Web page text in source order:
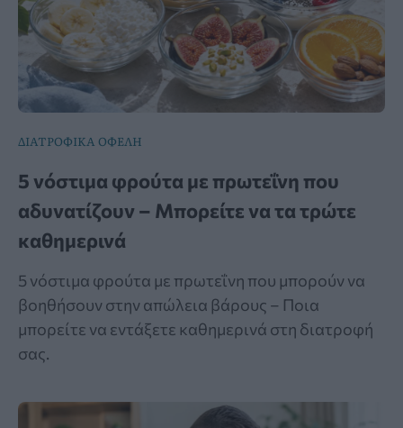
ΔΙΑΤΡΟΦΙΚΑ ΟΦΕΛΗ
5 νόστιμα φρούτα με πρωτεΐνη που
αδυνατίζουν – Μπορείτε να τα τρώτε
καθημερινά
5 νόστιμα φρούτα με πρωτεΐνη που μπορούν να
βοηθήσουν στην απώλεια βάρους – Ποια
μπορείτε να εντάξετε καθημερινά στη διατροφή
σας.